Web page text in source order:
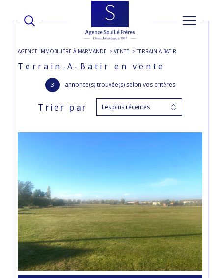
AGENCE IMMOBILIÉRE À MARMANDE VENTE TERRAIN A BATIR
Terrain-A-Batir en vente
3 annonce(s) trouvée(s) selon vos critères
Trier par Les plus récentes